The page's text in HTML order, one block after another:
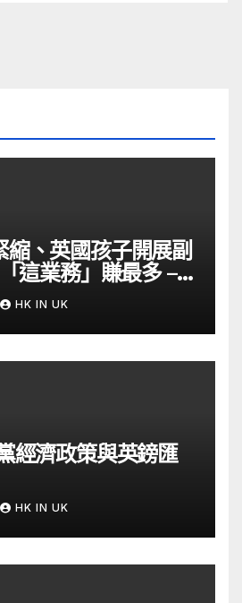
縮、英國孩子開展副
這業務」賺最多 –
HK IN UK
經濟政策與英鎊匯
HK IN UK